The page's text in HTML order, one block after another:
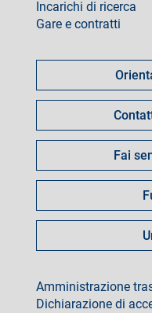
Incarichi di ricerca
Gare e contratti
fare
Fai
footer
Amministrazione
Dichiarazione di